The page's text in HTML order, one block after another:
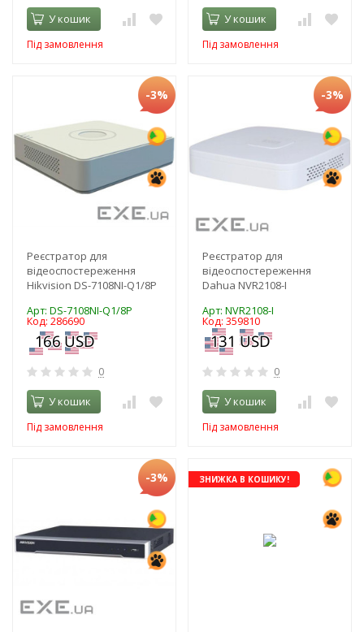
У кошик
Під замовлення
У кошик
Під замовлення
-3%
Реєстратор для
відеоспостереження
Hikvision DS-7108NI-Q1/8P
Арт: DS-7108NI-Q1/8P
Код: 286690
0
У кошик
Під замовлення
-3%
Реєстратор для
відеоспостереження
Dahua NVR2108-I
Арт: NVR2108-I
Код: 359810
0
У кошик
Під замовлення
-3% ЗНИЖКА В КОШИКУ!